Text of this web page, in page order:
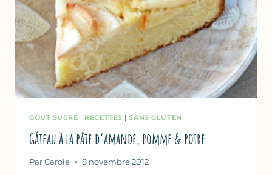
GOÛT SUCRÉ | RECETTES |SANS GLUTEN
Gâteau à la pâte d’amande, pomme & poire
Par Carole 8 novembre 2012